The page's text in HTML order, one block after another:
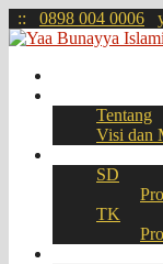
:: 0898 004 0006
Tentang
Visi dan
SD
TK